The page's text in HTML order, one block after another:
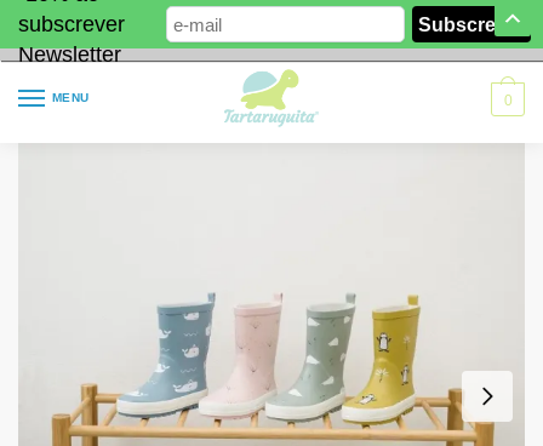
subscrever
Newsletter
MENU 0